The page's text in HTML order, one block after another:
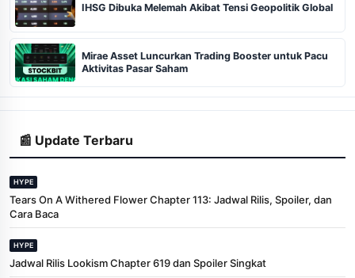
IHSG Dibuka Melemah Akibat Tensi Geopolitik Global
Mirae Asset Luncurkan Trading Booster untuk Pacu
Aktivitas Pasar Saham
📰 Update Terbaru
HYPE
Tears On A Withered Flower Chapter 113: Jadwal Rilis, Spoiler, dan
Cara Baca
HYPE
Jadwal Rilis Lookism Chapter 619 dan Spoiler Singkat